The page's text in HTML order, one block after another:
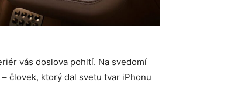
vás doslova pohltí. Na svedomí
– človek, ktorý dal svetu tvar iPhonu